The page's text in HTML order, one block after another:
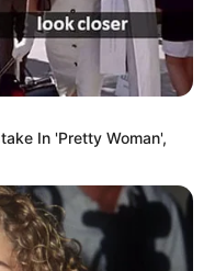
In 'Pretty Woman',